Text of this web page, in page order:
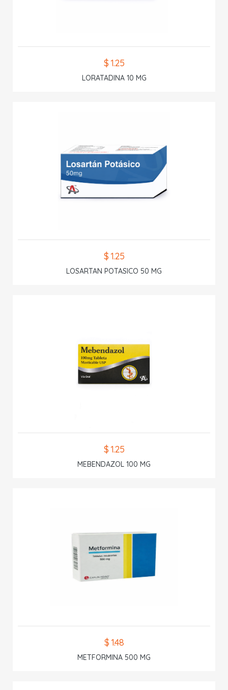
$ 1.25
LORATADINA 10 MG
$ 1.25
LOSARTAN POTASICO 50 MG
$ 1.25
MEBENDAZOL 100 MG
$ 1.48
METFORMINA 500 MG